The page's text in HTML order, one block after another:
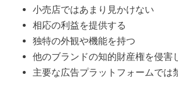
小売店ではあまり見かけない
相応の利益を提供する
独特の外観や機能を持つ
他のブランドの知的財産権を侵害
主要な広告プラットフォームでは